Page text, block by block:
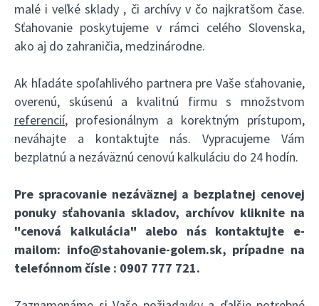
malé i veľké sklady , či archívy v čo najkratšom čase.
Sťahovanie poskytujeme v rámci celého Slovenska,
ako aj do zahraničia, medzinárodne.
Ak hľadáte spoľahlivého partnera pre Vaše sťahovanie,
overenú, skúsenú a kvalitnú firmu s množstvom
referencií, profesionálnym a korektným prístupom,
neváhajte a kontaktujte nás. Vypracujeme Vám
bezplatnú a nezáväznú cenovú kalkuláciu do 24 hodín.
Pre spracovanie nezáväznej a bezplatnej cenovej
ponuky sťahovania skladov, archívov kliknite na
"cenová kalkulácia" alebo nás kontaktujte e-
mailom: info@stahovanie-golem.sk, prípadne na
telefónnom čísle : 0907 777 721.